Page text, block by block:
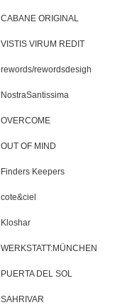
CABANE ORIGINAL
VISTIS VIRUM REDIT
rewords/rewordsdesigh
NostraSantissima
OVERCOME
OUT OF MIND
Finders Keepers
cote&ciel
Kloshar
WERKSTATT:MÜNCHEN
PUERTA DEL SOL
SAHRIVAR